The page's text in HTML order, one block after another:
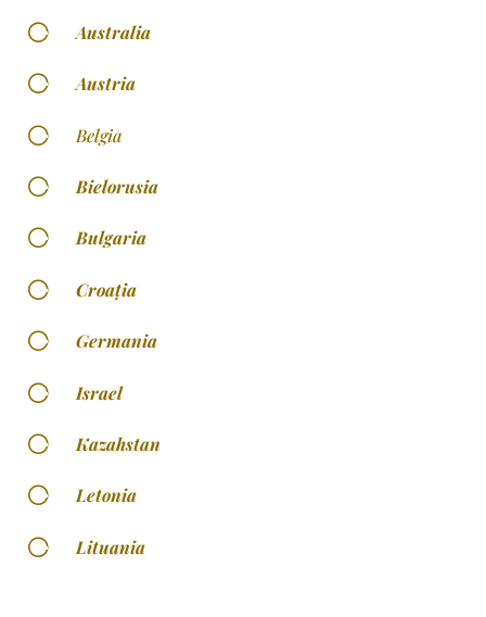
[ Australia
[ Austria
[ Belgia
[ Bielorusia
[ Bulgaria
[ Croaţia
[ Germania
[ Israel
[ Kazahstan
[ Letonia
[ Lituania